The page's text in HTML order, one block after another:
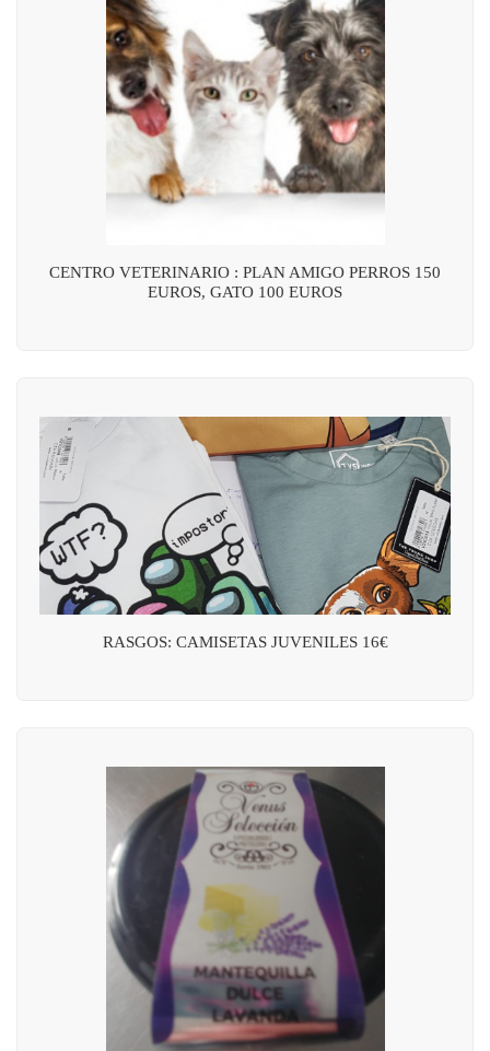
CENTRO VETERINARIO : PLAN AMIGO PERROS 150
EUROS, GATO 100 EUROS
RASGOS: CAMISETAS JUVENILES 16€